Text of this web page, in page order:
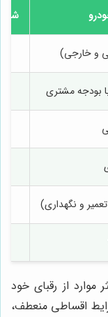
شرکت رقیب 1
و خارجی)
بودجه مشتری
تعمیر و نگهداری)
موارد از رقبای خود
اقساطی منعطف،